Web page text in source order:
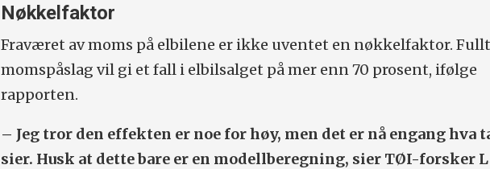
Nøkkelfaktor
Fraværet av moms på elbilene er ikke uventet en nøkkelfaktor. Fullt
momspåslag vil gi et fall i elbilsalget på mer enn 70 prosent, ifølge
rapporten.
– Jeg tror den effekten er noe for høy, men det er nå engang hva
sier. Husk at dette bare er en modellberegning, sier TØI-forsker